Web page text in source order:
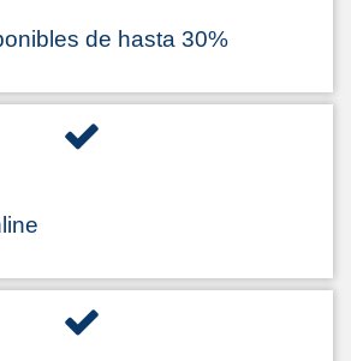
de hasta 30%